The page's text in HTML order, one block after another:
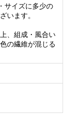
サイズに多少の
います。
、組成・風合い
の繊維が混じる